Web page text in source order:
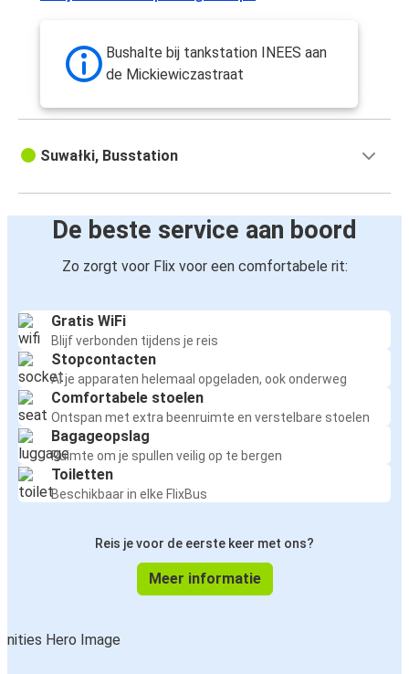
Bushalte bij tankstation INEES aan
de Mickiewiczastraat
Suwałki, Busstation
De beste service aan boord
Zo zorgt voor Flix voor een comfortabele rit:
Gratis WiFi
Blijf verbonden tijdens je reis
Stopcontacten
Al je apparaten helemaal opgeladen, ook onderweg
Comfortabele stoelen
Ontspan met extra beenruimte en verstelbare stoelen
Bagageopslag
Ruimte om je spullen veilig op te bergen
Toiletten
Beschikbaar in elke FlixBus
Reis je voor de eerste keer met ons?
Meer informatie